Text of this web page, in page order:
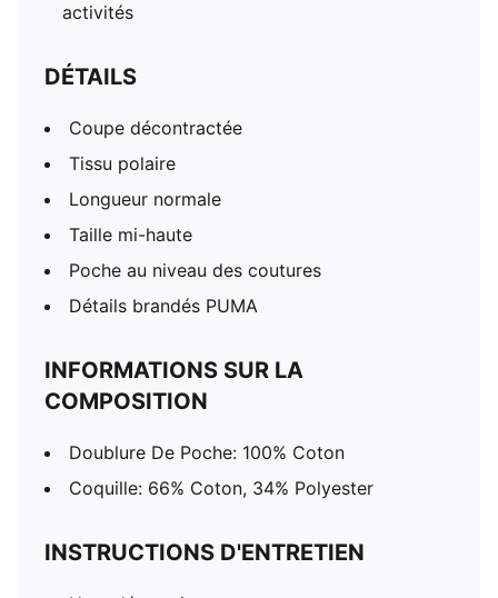
activités
DÉTAILS
Coupe décontractée
Tissu polaire
Longueur normale
Taille mi-haute
Poche au niveau des coutures
Détails brandés PUMA
INFORMATIONS SUR LA
COMPOSITION
Doublure De Poche: 100% Coton
Coquille: 66% Coton, 34% Polyester
INSTRUCTIONS D'ENTRETIEN